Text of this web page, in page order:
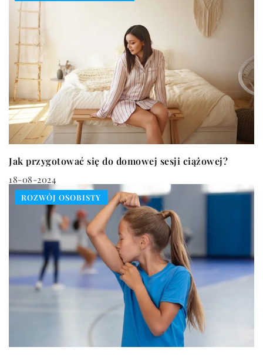
Jak przygotować się do domowej sesji ciążowej?
18-08-2024
ROZWÓJ OSOBISTY